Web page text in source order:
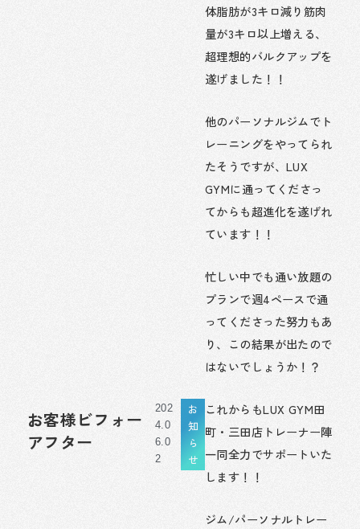
お客様ビフォー
アフター
202
4.0
6.0
2
お
知
ら
せ
体脂肪が3キロ減り筋肉
量が3キロ以上増える、
超理想的バルクアップを
遂げました！！
他のパーソナルジムでト
レーニングをやってられ
たそうですが、LUX
GYMに通ってくださっ
てからも超進化を遂げれ
ています！！
忙しい中でも通い放題の
プランで週4ペースで通
ってくださった努力もあ
り、この結果が出たので
はないでしょうか！？
これからもLUX GYM田
町・三田店トレーナー陣
一同全力でサポートいた
します！！
ジム/パーソナルトレー